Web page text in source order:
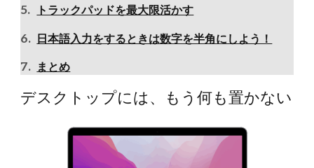
トラックパッドを最大限活かす
日本語入力をするときは数字を半角にしよう！
まとめ
デスクトップには、もう何も置かない